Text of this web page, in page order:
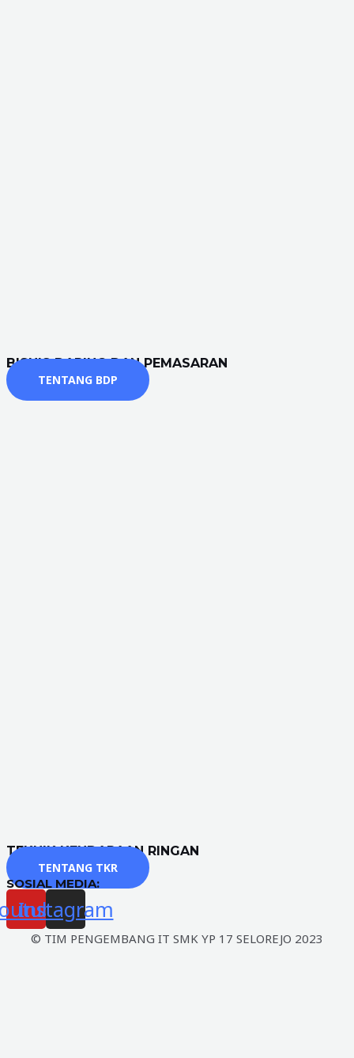
BISNIS DARING DAN PEMASARAN
TENTANG BDP
TEKNIK KENDARAAN RINGAN
TENTANG TKR
SOSIAL MEDIA:
Instagram
© TIM PENGEMBANG IT SMK YP 17 SELOREJO 2023